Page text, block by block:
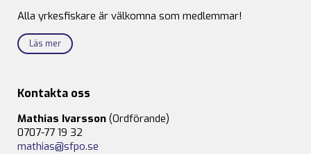
Alla yrkesfiskare är välkomna som medlemmar!
Läs mer
Kontakta oss
Mathias Ivarsson (Ordförande)
0707-77 19 32
mathias@sfpo.se